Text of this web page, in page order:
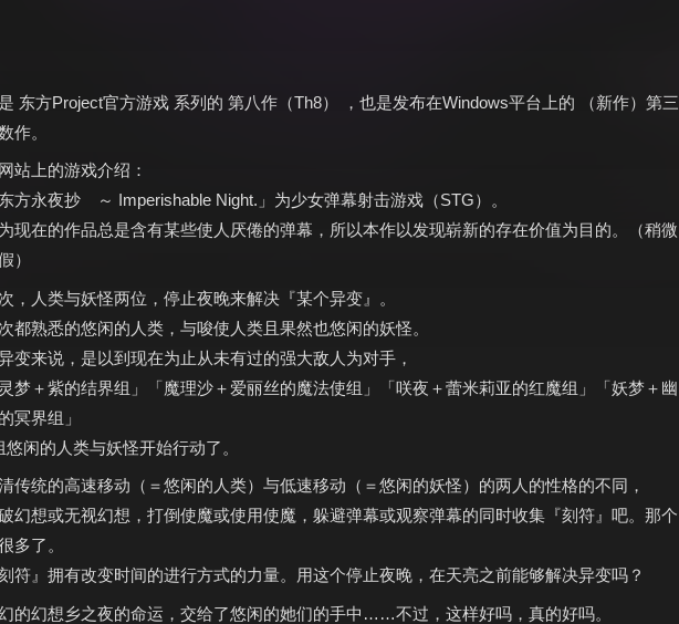
东方Project官方游戏 系列的 第八作（Th8） ，也是发布在Windows平台上的 （新作）第三
作。
站上的游戏介绍：
方永夜抄 ～ Imperishable Night.」为少女弹幕射击游戏（STG）。
现在的作品总是含有某些使人厌倦的弹幕，所以本作以发现崭新的存在价值为目的。（稍微
）
，人类与妖怪两位，停止夜晚来解决『某个异变』。
都熟悉的悠闲的人类，与唆使人类且果然也悠闲的妖怪。
变来说，是以到现在为止从未有过的强大敌人为对手，
梦＋紫的结界组」「魔理沙＋爱丽丝的魔法使组」「咲夜＋蕾米莉亚的红魔组」「妖梦＋幽
冥界组」
闲的人类与妖怪开始行动了。
传统的高速移动（＝悠闲的人类）与低速移动（＝悠闲的妖怪）的两人的性格的不同，
幻想或无视幻想，打倒使魔或使用使魔，躲避弹幕或观察弹幕的同时收集『刻符』吧。那个
多了。
符』拥有改变时间的进行方式的力量。用这个停止夜晚，在天亮之前能够解决异变吗？
的幻想乡之夜的命运，交给了悠闲的她们的手中……不过，这样好吗，真的好吗。